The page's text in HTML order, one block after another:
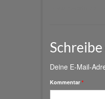
Deine E-Mail-
Kommentar *